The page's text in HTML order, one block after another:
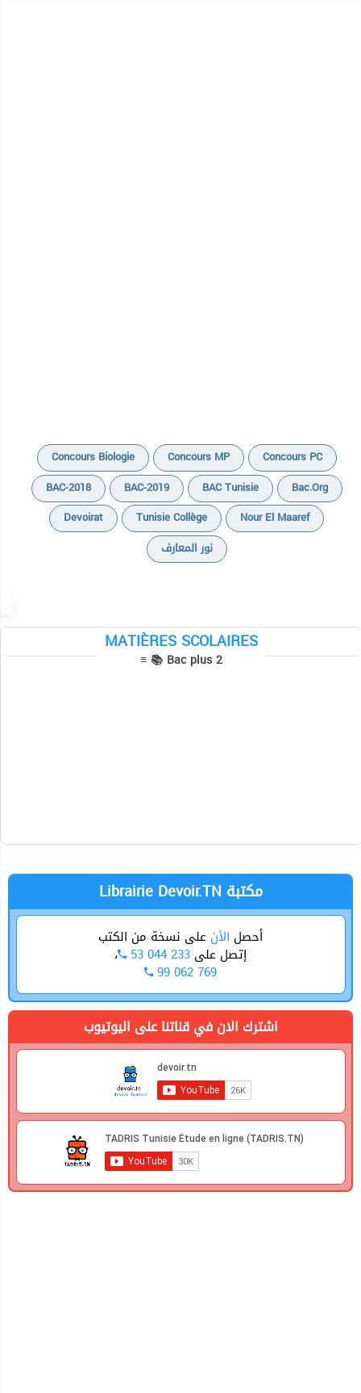
Concours Biologie Concours MP
Concours PC
BAC-2018
BAC-2019 BAC Tunisie
Bac.org
Devoirat
Tunisie Collège
Nour El Maaref
نور المعارف
MATIÈRES SCOLAIRES
≡ 📚 Bac plus 2
Concours PC
Concours biologie
Librairie Devoir.TN مكتبة
أحصل الأن على نسخة من الكتب
إتصل على 53 044 233 ،
99 062 769
اشترك الان في قناتنا على اليوتيوب